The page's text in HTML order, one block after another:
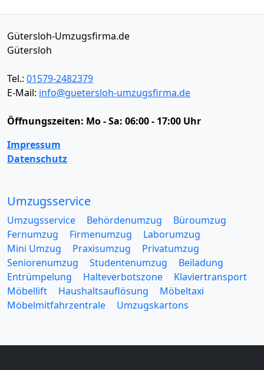
Gütersloh-Umzugsfirma.de
Gütersloh
Tel.: 01579-2482379
E-Mail: info@guetersloh-umzugsfirma.de
Öffnungszeiten: Mo - Sa: 06:00 - 17:00 Uhr
Impressum
Datenschutz
Umzugsservice
Umzugsservice Behördenumzug
Büroumzug
Fernumzug
Firmenumzug
Laborumzug
Mini Umzug
Praxisumzug
Privatumzug
Seniorenumzug
Studentenumzug
Beiladung
Entrümpelung
Halteverbotszone
Klaviertransport
Möbellift
Haushaltsauflösung
Möbeltaxi
Möbelmitfahrzentrale
Umzugskartons